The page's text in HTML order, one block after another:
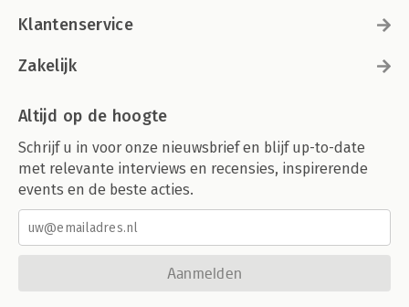
Klantenservice
Zakelijk
Altijd op de hoogte
Schrijf u in voor onze nieuwsbrief en blijf up-to-date
met relevante interviews en recensies, inspirerende
events en de beste acties.
Aanmelden